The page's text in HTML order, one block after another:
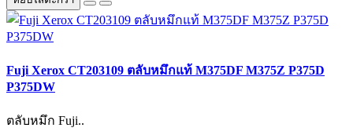
Fuji Xerox CT203109 ตลับหมึกแท้ M375DF M375Z P375D
P375DW
ตลับหมึก Fuji..